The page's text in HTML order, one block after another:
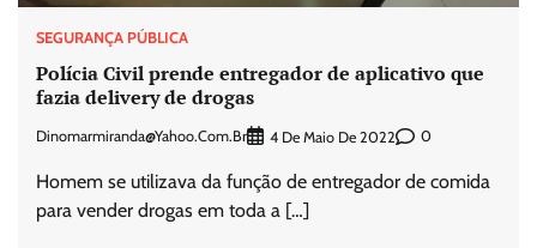
SEGURANÇA PÚBLICA
Polícia Civil prende entregador de aplicativo que
fazia delivery de drogas
Dinomarmiranda@yahoo.com.br 4 De Maio De 2022 0
Homem se utilizava da função de entregador de comida
para vender drogas em toda a […]